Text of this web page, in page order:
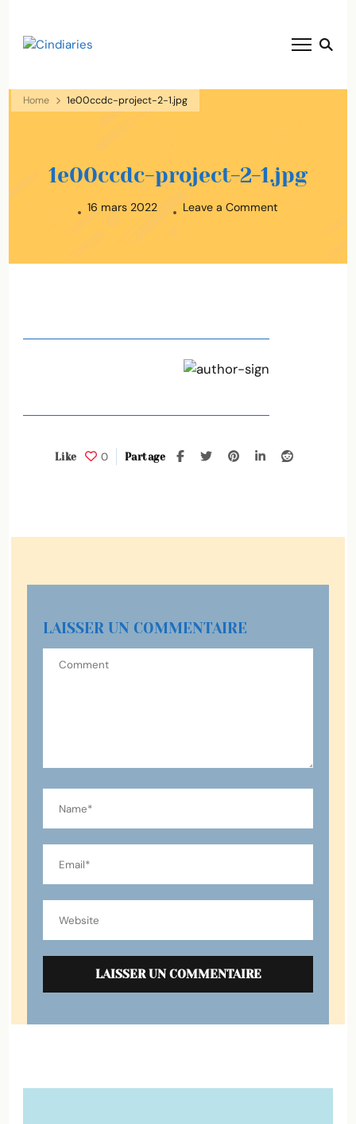
Home 1e00ccdc-project-2-1.jpg
1e00ccdc-project-2-1.jpg
16 mars 2022 Leave a Comment
0
Like Partage
LAISSER UN COMMENTAIRE